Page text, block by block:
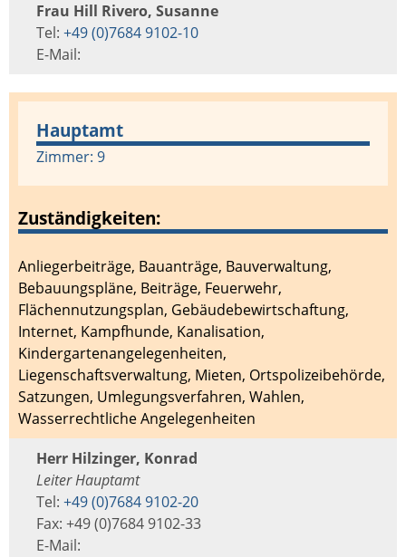
Frau Hill Rivero, Susanne
Tel: +49 (0)7684 9102-10
E-Mail:
Hauptamt
Zimmer: 9
Zuständigkeiten:
Anliegerbeiträge, Bauanträge, Bauverwaltung,
Bebauungspläne, Beiträge, Feuerwehr,
Flächennutzungsplan, Gebäudebewirtschaftung,
Internet, Kampfhunde, Kanalisation,
Kindergartenangelegenheiten,
Liegenschaftsverwaltung, Mieten, Ortspolizeibehörde,
Satzungen, Umlegungsverfahren, Wahlen,
Wasserrechtliche Angelegenheiten
Herr Hilzinger, Konrad
Leiter Hauptamt
Tel: +49 (0)7684 9102-20
Fax: +49 (0)7684 9102-33
E-Mail: